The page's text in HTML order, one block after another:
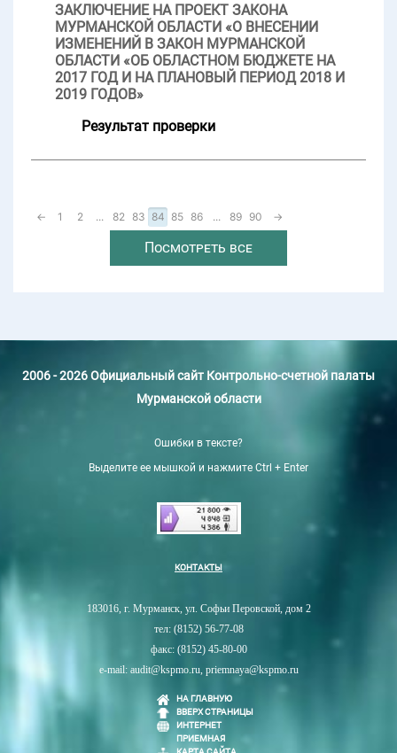
ЗАКЛЮЧЕНИЕ НА ПРОЕКТ ЗАКОНА
МУРМАНСКОЙ ОБЛАСТИ «О ВНЕСЕНИИ
ИЗМЕНЕНИЙ В ЗАКОН МУРМАНСКОЙ
ОБЛАСТИ «ОБ ОБЛАСТНОМ БЮДЖЕТЕ НА
2017 ГОД И НА ПЛАНОВЫЙ ПЕРИОД 2018 И
2019 ГОДОВ»
Результат проверки
← 1 2 ... 82 83 84 85 86 ... 89 90 →
Посмотреть все
2006 - 2026 Официальный сайт Контрольно-счетной палаты
Мурманской области
Ошибки в тексте?
Выделите ее мышкой и нажмите Ctrl + Enter
КОНТАКТЫ
183016, г. Мурманск, ул. Софьи Перовской, дом 2
тел: (8152) 56-77-08
факс: (8152) 45-80-00
e-mail: audit@kspmo.ru, priemnaya@kspmo.ru
НА ГЛАВНУЮ
ВВЕРХ СТРАНИЦЫ
ИНТЕРНЕТ
ПРИЕМНАЯ